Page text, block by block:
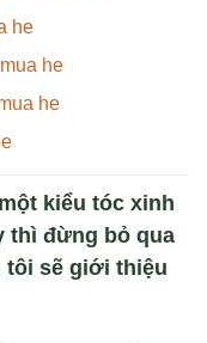
he
he
he
kiểu tóc xinh
thì đừng bỏ qua
tôi sẽ giới thiệu